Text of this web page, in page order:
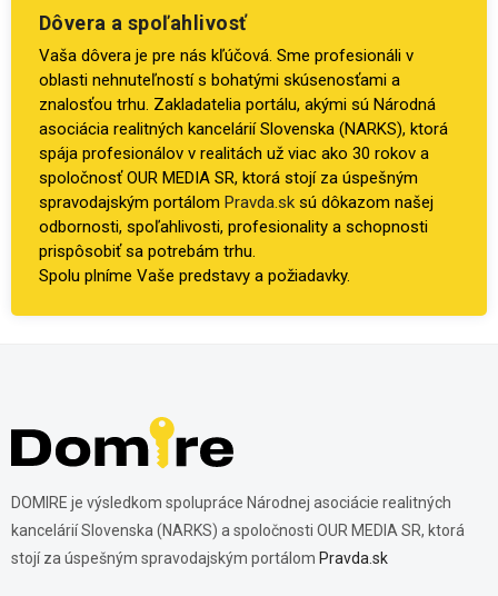
Dôvera a spoľahlivosť
Vaša dôvera je pre nás kľúčová. Sme profesionáli v
oblasti nehnuteľností s bohatými skúsenosťami a
znalosťou trhu. Zakladatelia portálu, akými sú Národná
asociácia realitných kancelárií Slovenska (NARKS), ktorá
spája profesionálov v realitách už viac ako 30 rokov a
spoločnosť OUR MEDIA SR, ktorá stojí za úspešným
spravodajským portálom Pravda.sk sú dôkazom našej
odbornosti, spoľahlivosti, profesionality a schopnosti
prispôsobiť sa potrebám trhu.
Spolu plníme Vaše predstavy a požiadavky.
DOMIRE je výsledkom spolupráce Národnej asociácie realitných
kancelárií Slovenska (NARKS) a spoločnosti OUR MEDIA SR, ktorá
stojí za úspešným spravodajským portálom Pravda.sk